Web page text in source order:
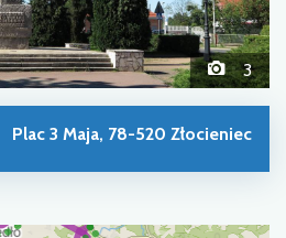
3
Plac 3 Maja, 78-520 Złocieniec